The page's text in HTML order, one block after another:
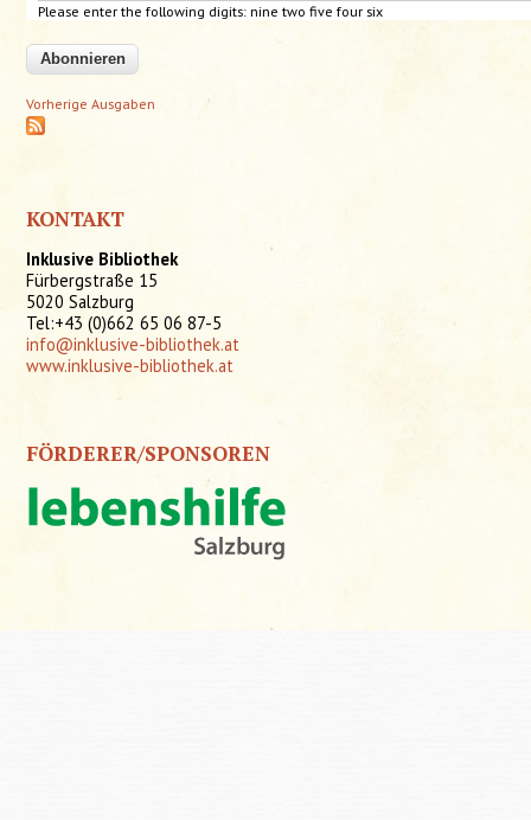
Please enter the following digits: nine two five four six
Vorherige Ausgaben
KONTAKT
Inklusive Bibliothek
Fürbergstraße 15
5020 Salzburg
Tel:+43 (0)662 65 06 87-5
info@inklusive-bibliothek.at
www.inklusive-bibliothek.at
FÖRDERER/SPONSOREN